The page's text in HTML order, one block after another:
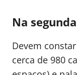
Na
Devem
cerca de 980